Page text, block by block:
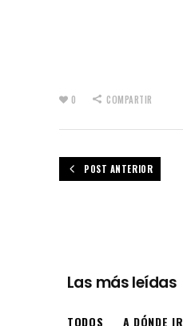
0 COMPARTIR
POST ANTERIOR
Las más leídas
TODOS A DÓNDE IR